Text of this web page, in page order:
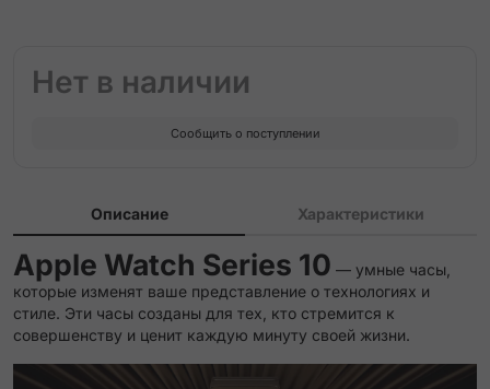
Нет в наличии
Сообщить о поступлении
Описание Характеристики
Apple Watch Series 10 — умные часы,
которые изменят ваше представление о технологиях и
стиле. Эти часы созданы для тех, кто стремится к
совершенству и ценит каждую минуту своей жизни.